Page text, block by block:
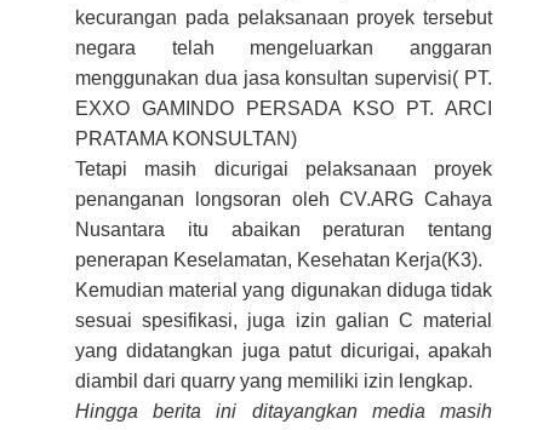
kecurangan pada pelaksanaan proyek tersebut
negara telah mengeluarkan anggaran
menggunakan dua jasa konsultan supervisi( PT.
EXXO GAMINDO PERSADA KSO PT. ARCI
PRATAMA KONSULTAN)
Tetapi masih dicurigai pelaksanaan proyek
penanganan longsoran oleh CV.ARG Cahaya
Nusantara itu abaikan peraturan tentang
penerapan Keselamatan, Kesehatan Kerja(K3).
Kemudian material yang digunakan diduga tidak
sesuai spesifikasi, juga izin galian C material
yang didatangkan juga patut dicurigai, apakah
diambil dari quarry yang memiliki izin lengkap.
Hingga berita ini ditayangkan media masih